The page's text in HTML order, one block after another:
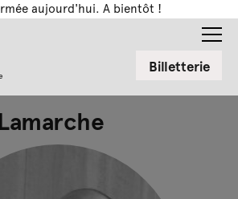
aujourd'hui. A bientôt !
Billetterie